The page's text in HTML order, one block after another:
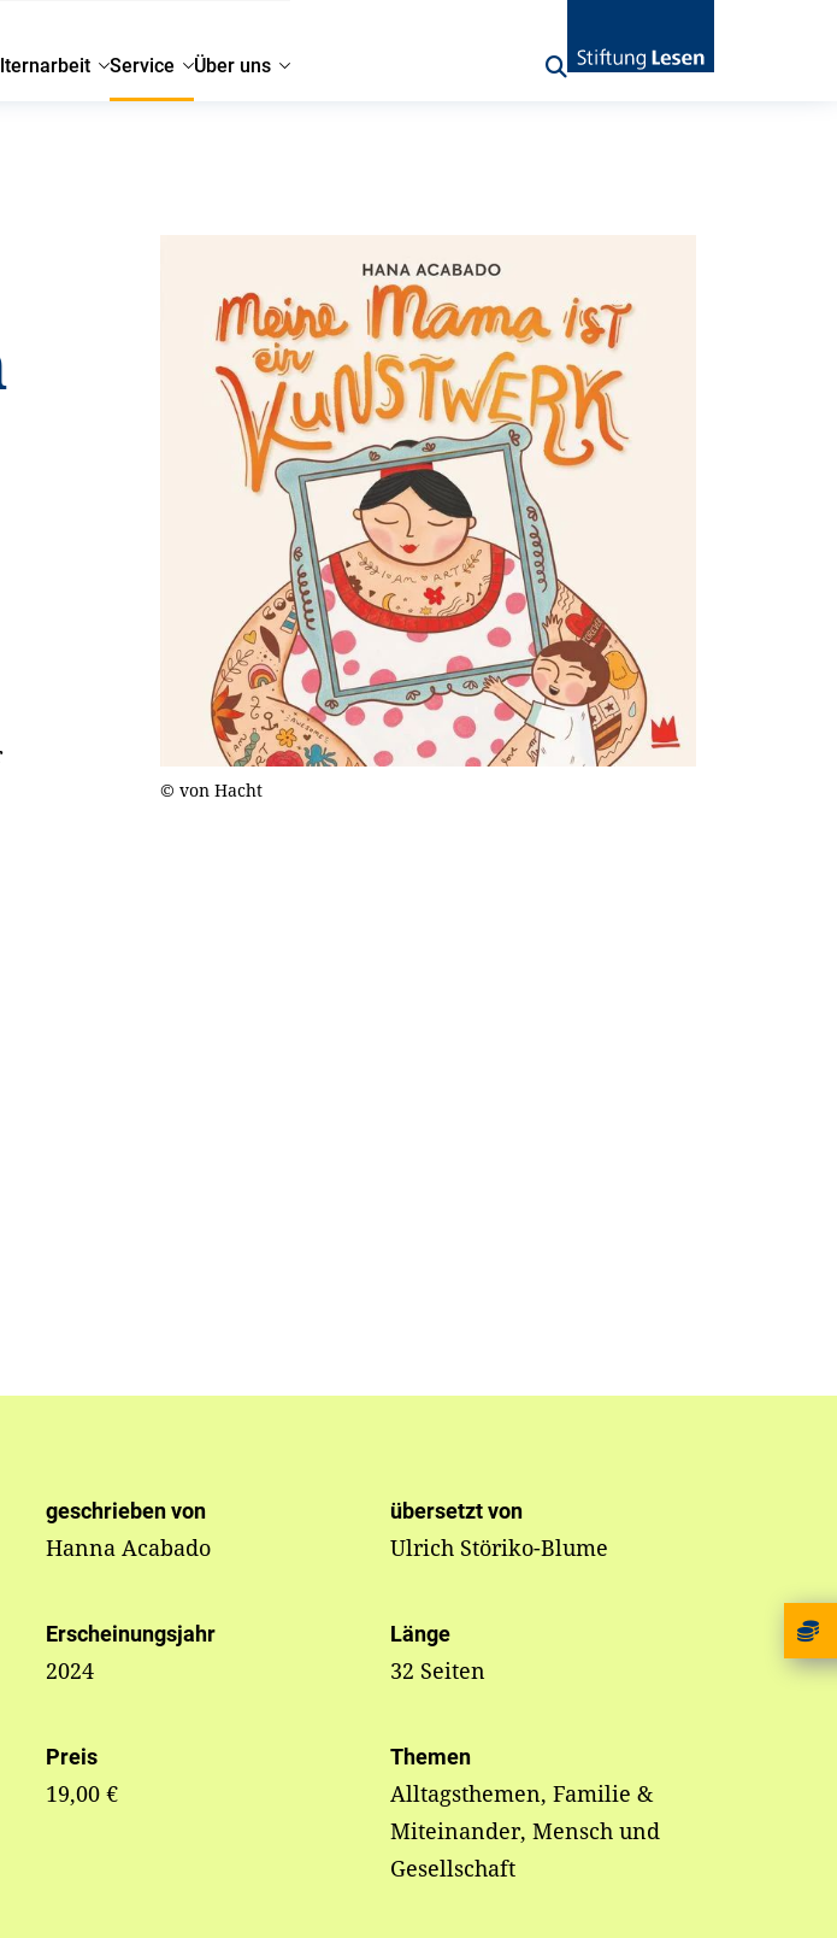
Service Über uns
© von Hacht
geschrieben von
Hanna Acabado
übersetzt von
Ulrich Störiko-Blume
Erscheinungsjahr
2024
Länge
32 Seiten
Preis
19,00 €
Themen
Alltagsthemen, Familie &
Miteinander, Mensch und
Gesellschaft